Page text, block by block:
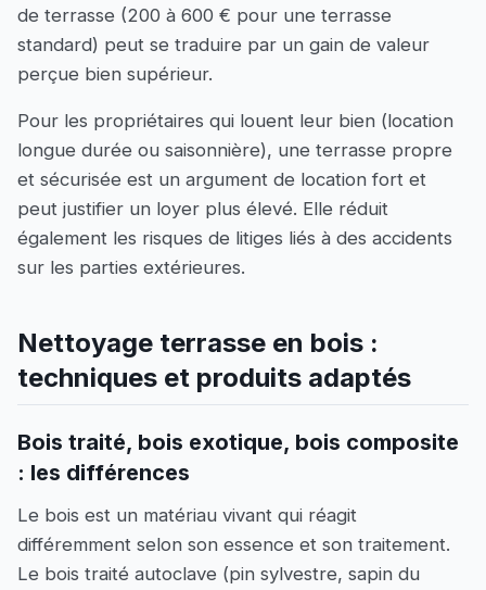
de terrasse (200 à 600 € pour une terrasse
standard) peut se traduire par un gain de valeur
perçue bien supérieur.
Pour les propriétaires qui louent leur bien (location
longue durée ou saisonnière), une terrasse propre
et sécurisée est un argument de location fort et
peut justifier un loyer plus élevé. Elle réduit
également les risques de litiges liés à des accidents
sur les parties extérieures.
Nettoyage terrasse en bois :
techniques et produits adaptés
Bois traité, bois exotique, bois composite
: les différences
Le bois est un matériau vivant qui réagit
différemment selon son essence et son traitement.
Le bois traité autoclave (pin sylvestre, sapin du